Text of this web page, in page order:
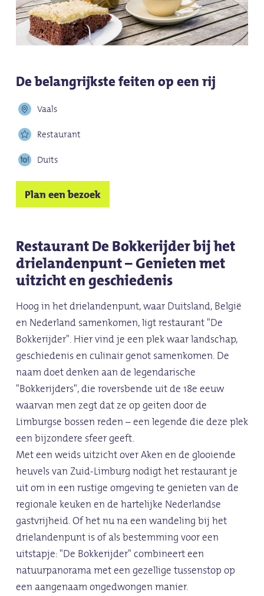
De belangrijkste feiten op een rij
Vaals
Restaurant
Duits
Plan een bezoek
Restaurant De Bokkerijder bij het
drielandenpunt – Genieten met
uitzicht en geschiedenis
Hoog in het drielandenpunt, waar Duitsland, België
en Nederland samenkomen, ligt restaurant "De
Bokkerijder". Hier vind je een plek waar landschap,
geschiedenis en culinair genot samenkomen. De
naam doet denken aan de legendarische
"Bokkerijders", die roversbende uit de 18e eeuw
waarvan men zegt dat ze op geiten door de
Limburgse bossen reden – een legende die deze plek
een bijzondere sfeer geeft.
Met een weids uitzicht over Aken en de glooiende
heuvels van Zuid-Limburg nodigt het restaurant je
uit om in een rustige omgeving te genieten van de
regionale keuken en de hartelijke Nederlandse
gastvrijheid. Of het nu na een wandeling bij het
drielandenpunt is of als bestemming voor een
uitstapje: "De Bokkerijder" combineert een
natuurpanorama met een gezellige tussenstop op
een aangenaam ongedwongen manier.